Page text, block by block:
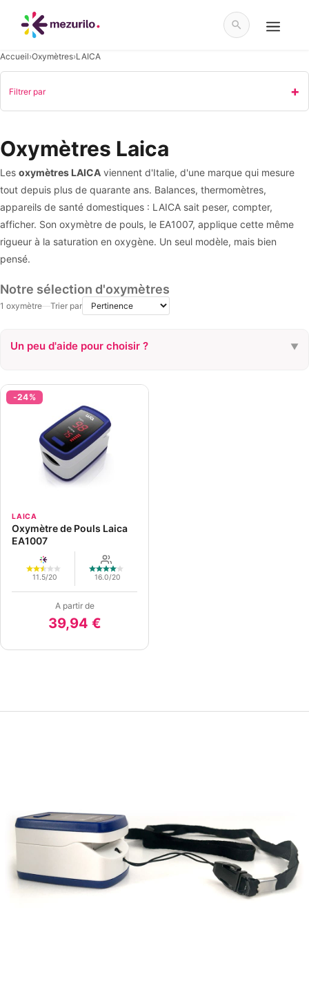
contenu
Accueil›Oxymètres›LAICA
Filtrer par
Oxymètres Laica
Les oxymètres LAICA viennent d'Italie, d'une marque qui mesure
tout depuis plus de quarante ans. Balances, thermomètres,
appareils de santé domestiques : LAICA sait peser, compter,
afficher. Son oxymètre de pouls, le EA1007, applique cette même
rigueur à la saturation en oxygène. Un seul modèle, mais bien
pensé.
Notre sélection d'oxymètres
1 oxymètre—Trier par
Un peu d'aide pour choisir ? ▼
-24%
LAICA
Oxymètre de Pouls Laica
EA1007
11.5/20 16.0/20
A partir de
39,94 €